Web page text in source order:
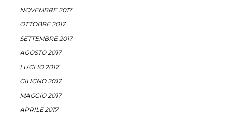
NOVEMBRE 2017
OTTOBRE 2017
SETTEMBRE 2017
AGOSTO 2017
LUGLIO 2017
GIUGNO 2017
MAGGIO 2017
APRILE 2017